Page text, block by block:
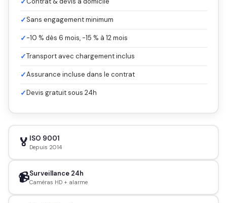
✓Sans engagement minimum
✓-10 % dès 6 mois, -15 % à 12 mois
✓Transport avec chargement inclus
✓Assurance incluse dans le contrat
✓Devis gratuit sous 24h
🏅 ISO 9001
Depuis 2014
📹Surveillance 24h
Caméras HD + alarme